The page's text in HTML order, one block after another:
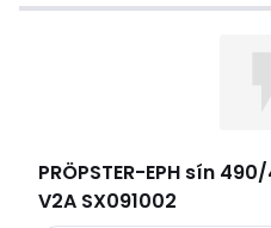
PRÖPSTER-EPH sín
V2A SX091002